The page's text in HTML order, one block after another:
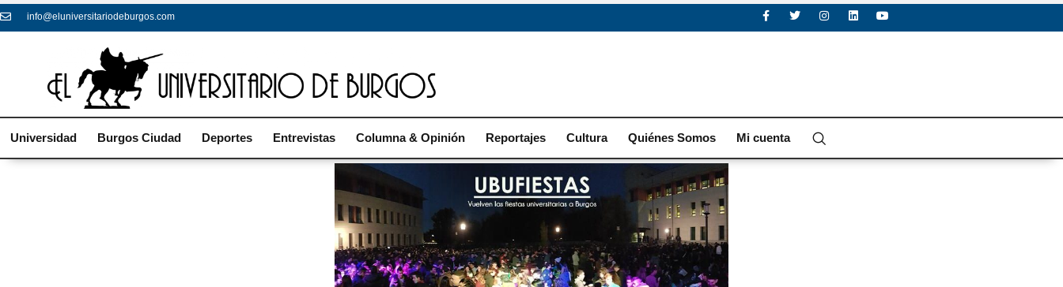
info@eluniversitariodeburgos.com
Universidad Burgos Ciudad Deportes Entrevistas Columna & Opinión Reportajes Cultura Quiénes Somos Mi cuenta